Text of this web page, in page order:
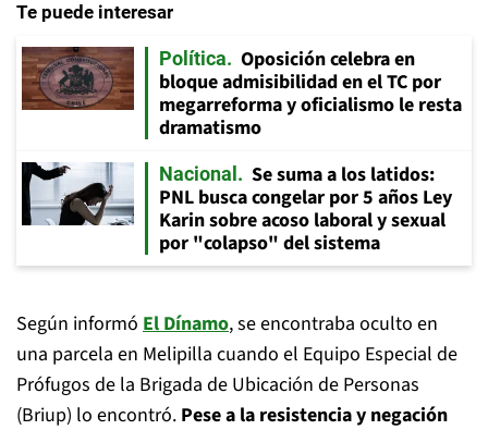
Te puede interesar
Política
Oposición celebra en
bloque admisibilidad en el TC por
megarreforma y oficialismo le resta
dramatismo
Nacional
Se suma a los latidos:
PNL busca congelar por 5 años Ley
Karin sobre acoso laboral y sexual
por "colapso" del sistema
Según informó El Dínamo, se encontraba oculto en
una parcela en Melipilla cuando el Equipo Especial de
Prófugos de la Brigada de Ubicación de Personas
(Briup) lo encontró. Pese a la resistencia y negación